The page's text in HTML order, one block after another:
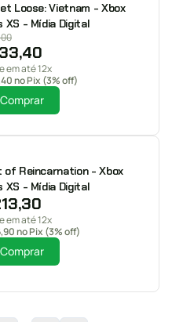
Loose: Vietnam - Xbox
XS - Mídia Digital
em até 12x
no Pix (3% off)
Comprar
of Reincarnation - Xbox
XS - Mídia Digital
em até 12x
no Pix (3% off)
Comprar